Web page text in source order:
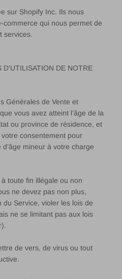
sur Shopify Inc. Ils nous
qui nous permet de
services.
DE NOTRE
Générales de Vente et
vous avez atteint l’âge de la
ou province de résidence, et
consentement pour
mineur à votre charge
toute fin illégale ou non
ne devez pas non plus,
du Service, violer les lois de
ne se limitant pas aux lois
de vers, de virus ou tout